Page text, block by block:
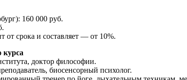
160 000 руб.
от срока и составляет — от 10%.
курса
доктор философии.
биосенсорный психолог.